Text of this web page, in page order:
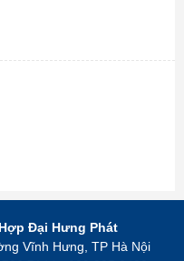
Đại Hưng Phát
Vĩnh Hưng, TP Hà Nội